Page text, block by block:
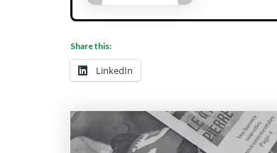
Share this:
LinkedIn